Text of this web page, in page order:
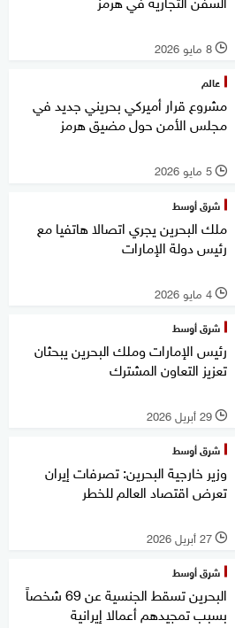
l 8 مايو 2026
عالم
مشروع قرار أميركي بحريني جديد في
مجلس الأمن حول مضيق هرمز
l 5 مايو 2026
شرق أوسط
ملك البحرين يجري اتصالا هاتفيا مع
رئيس دولة الإمارات
l 4 مايو 2026
شرق أوسط
رئيس الإمارات وملك البحرين يبحثان
تعزيز التعاون المشترك
l 29 أبريل 2026
شرق أوسط
وزير خارجية البحرين: تصرفات إيران
تعرض اقتصاد العالم للخطر
l 27 أبريل 2026
شرق أوسط
البحرين تسقط الجنسية عن 69 شخصاً
بسبب تمجيدهم أعمالا إيرانية